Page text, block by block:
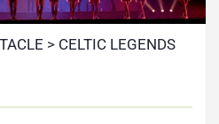
> CELTIC LEGENDS